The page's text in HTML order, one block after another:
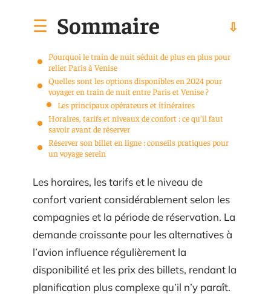
Sommaire
Pourquoi le train de nuit séduit de plus en plus pour
relier Paris à Venise
Quelles sont les options disponibles en 2024 pour
voyager en train de nuit entre Paris et Venise ?
Les principaux opérateurs et itinéraires
Horaires, tarifs et niveaux de confort : ce qu’il faut
savoir avant de réserver
Réserver son billet en ligne : conseils pratiques pour
un voyage serein
Les horaires, les tarifs et le niveau de
confort varient considérablement selon les
compagnies et la période de réservation. La
demande croissante pour les alternatives à
l’avion influence régulièrement la
disponibilité et les prix des billets, rendant la
planification plus complexe qu’il n’y paraît.